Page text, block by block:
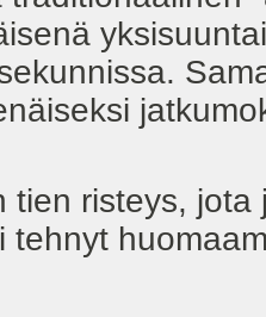
tien risteys,
tehnyt